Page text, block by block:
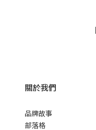
關於我們
品牌故事
部落格